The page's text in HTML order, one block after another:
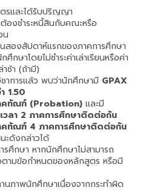
รและได้รับปริญญา
องชำระหนี้สินกับคณะหรือ
น
นสองสัปดาห์แรกของภาคการศึกษา
กษาโดยไม่ชำระค่าเล่าเรียนหรือค่า
ช้า (ถ้ามี)
าการแล้ว พบว่านักศึกษามี GPAX
1.50
คทัณฑ์ (Probation) และมี
วลา 2 ภาคการศึกษาติดต่อกัน
คทัณฑ์ 4 ภาคการศึกษาติดต่อกัน
ะดังกล่าวได้
รศึกษา หากนักศึกษาไม่สามารถ
ามข้อกำหนดของหลักสูตร หรือมี
ภาพนักศึกษาเนื่องจากกระทำผิด